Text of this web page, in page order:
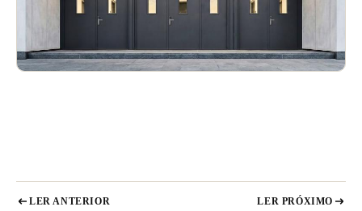
LER ANTERIOR LER PRÓXIMO